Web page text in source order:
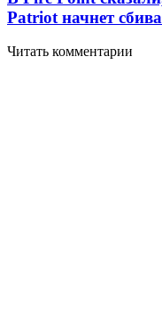
Patriot начнет
Читать комментарии